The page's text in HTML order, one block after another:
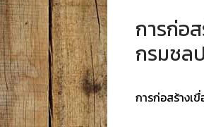
การก่
กรมชล
การก่อสร้างเ